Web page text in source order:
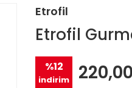
Etrofil
Etrofil
%12
indirim